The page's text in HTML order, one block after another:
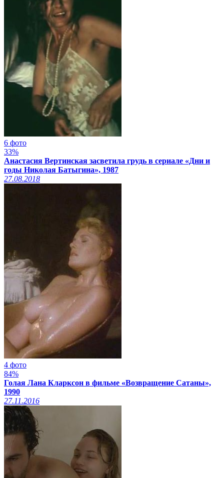
6 фото
33%
Анастасия Вертинская засветила грудь в сериале «Дни и
годы Николая Батыгина», 1987
27.08.2018
4 фото
84%
Голая Лана Кларксон в фильме «Возвращение Сатаны»,
1990
27.11.2016